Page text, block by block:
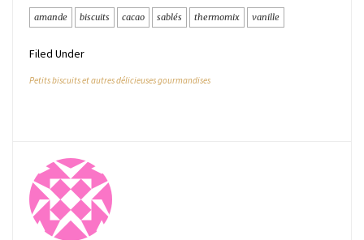
amande biscuits cacao sablés thermomix vanille
Filed Under
Petits biscuits et autres délicieuses gourmandises